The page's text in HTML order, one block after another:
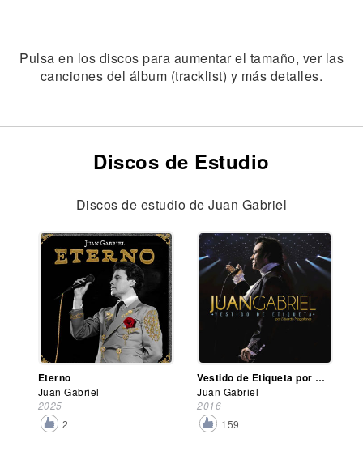
Pulsa en los discos para aumentar el tamaño, ver las
canciones del álbum (tracklist) y más detalles.
Discos de Estudio
Discos de estudio de Juan Gabriel
Eterno
Juan Gabriel
2025
2
Vestido de Etiqueta por Eduardo Magallanes
Juan Gabriel
2016
159